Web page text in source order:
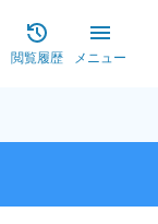
閲覧履歴 メニュー